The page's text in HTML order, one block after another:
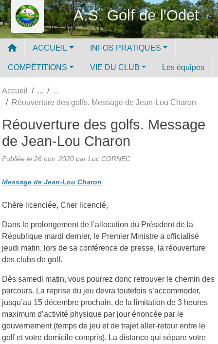
A.S. Golf de l'Odet
ACCUEIL INFOS PRATIQUES
COMPÉTITIONS VIE DU CLUB Les équipes
Accueil
Réouverture des golfs. Message de Jean-Lou Charon
Réouverture des golfs. Message
de Jean-Lou Charon
Publiée le 26 nov. 2020 par Luc CORNEC
Message de Jean-Lou Charon
Chère licenciée, Cher licencié,
Dans le prolongement de l’allocution du Président de la
République mardi dernier, le Premier Ministre a officialisé
jeudi matin, lors de sa conférence de presse, la réouverture
des clubs de golf.
Dès samedi matin, vous pourrez donc retrouver le chemin des
parcours. La reprise du jeu devra toutefois s’accommoder,
jusqu’au 15 décembre prochain, de la limitation de 3 heures
maximum d’activité physique par jour énoncée par le
gouvernement (temps de jeu et de trajet aller-retour entre le
golf et votre domicile compris). La distance qui sépare votre
Panneau de gestion des cookies